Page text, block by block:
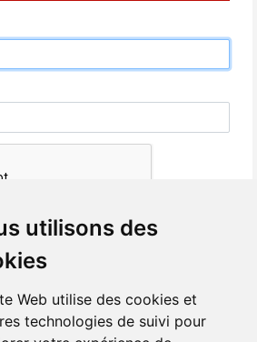
utilisons des
Web utilise des cookies et
technologies de suivi pour